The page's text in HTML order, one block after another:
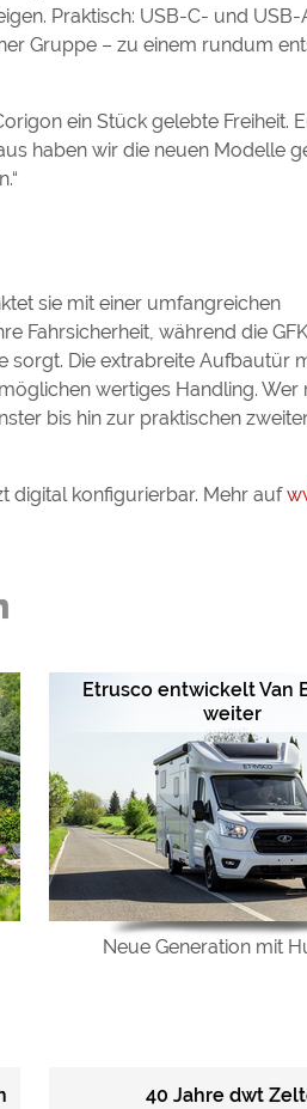
Praktisch: USB-C- und
Gruppe – zu einem rundum
ein Stück gelebte Freiheit.
haben wir die neuen Modelle
sie mit einer umfangreichen
Fahrsicherheit, während die
sorgt. Die extrabreite Aufbautür
wertiges Handling. Wer
bis hin zur praktischen
digital konfigurierbar. Mehr auf
Etrusco entwickelt Van
weiter
Neue Generation mit
40 Jahre dwt